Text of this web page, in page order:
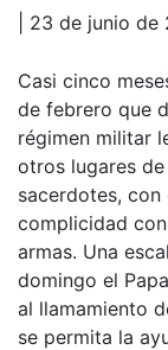
| 23 de junio de
Casi cinco
de febrero que
régimen militar
otros lugares
sacerdotes,
complicidad
armas. Una
domingo el
al llamamiento
se permita la